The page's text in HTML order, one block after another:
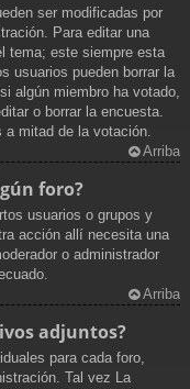
ser modificadas por
Para editar una
tema; este siempre esta
usuarios pueden borrar la
algún miembro ha votado,
o borrar la encuesta.
mitad de la votación.
Arriba
foro?
usuarios o grupos y
acción allí necesita una
o administrador
Arriba
adjuntos?
para cada foro,
Tal vez La